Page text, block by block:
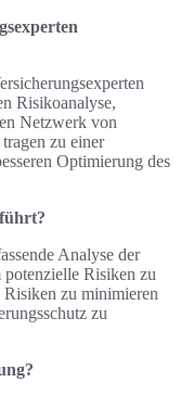
Risikoanalyse,
Netzwerk von
zu einer
Optimierung des
Analyse der
Risiken zu
zu minimieren
zu